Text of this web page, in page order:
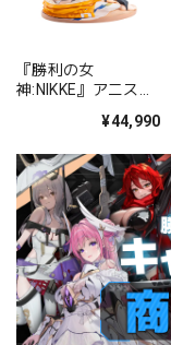
『勝利の女
神:NIKKE』アニス：
ー 1/4 PVC塗装済み
¥44,990